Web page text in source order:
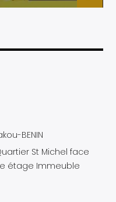
BENIN
St Michel face
étage Immeuble